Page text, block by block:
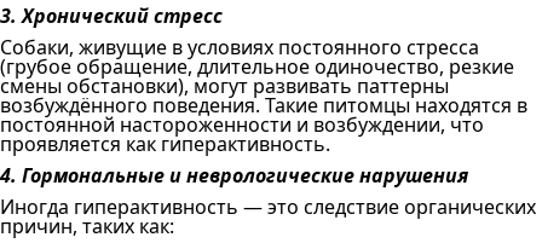
3. Хронический стресс
Собаки, живущие в условиях постоянного стресса
(грубое обращение, длительное одиночество, резкие
смены обстановки), могут развивать паттерны
возбуждённого поведения. Такие питомцы находятся в
постоянной настороженности и возбуждении, что
проявляется как гиперактивность.
4. Гормональные и неврологические нарушения
Иногда гиперактивность — это следствие органических
причин, таких как: